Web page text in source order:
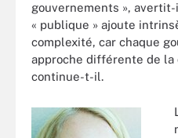
gouvernements »,
« publique » ajoute
complexité, car chaque
approche différente de
continue-t-il.